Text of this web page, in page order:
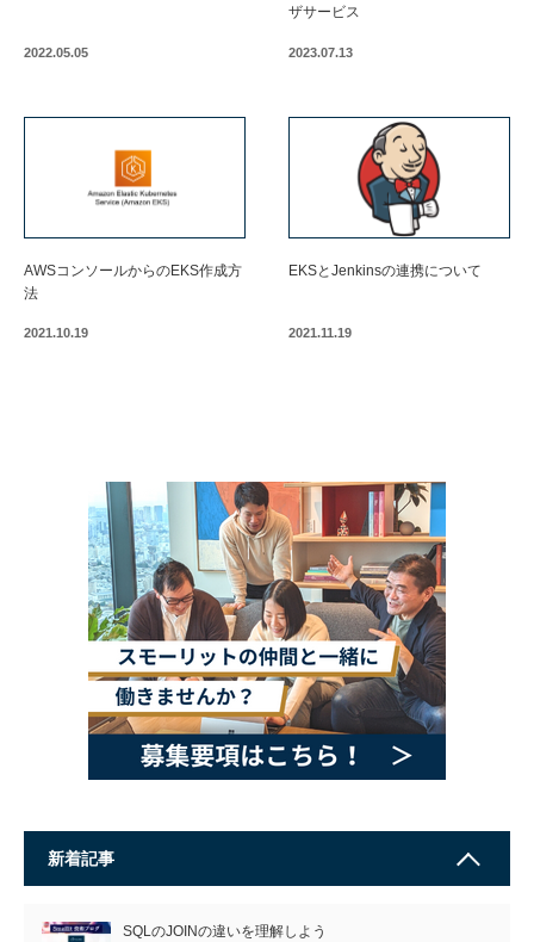
2022.05.05
ザサービス
2023.07.13
AWSコンソールからのEKS作成方
法
2021.10.19
EKSとJenkinsの連携について
2021.11.19
新着記事
SQLのJOINの違いを理解しよう